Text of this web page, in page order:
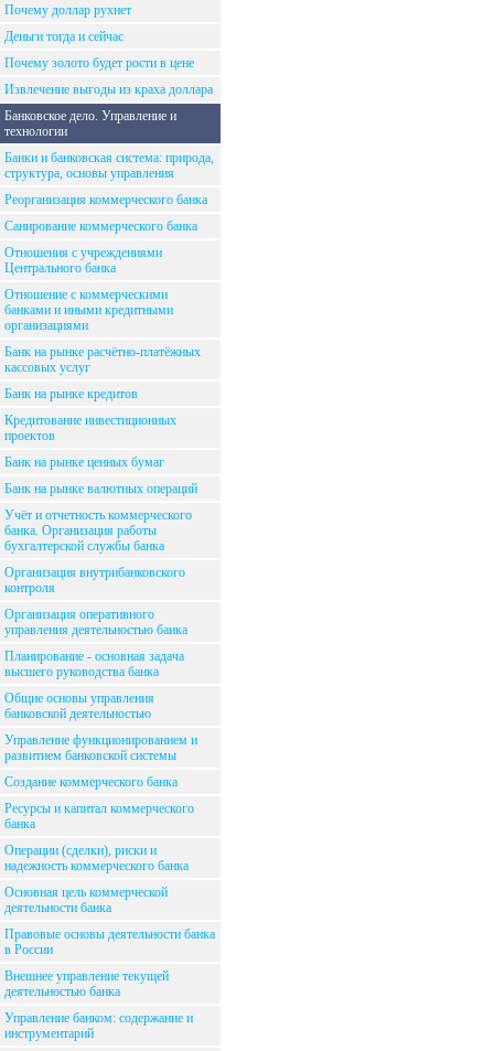
Почему доллар рухнет
Деньги тогда и сейчас
Почему золото будет рости в цене
Извлечение выгоды из краха доллара
Банковское дело. Управление и
технологии
Банки и банковская система: природа,
структура, основы управления
Реорганизация коммерческого банка
Санирование коммерческого банка
Отношения с учреждениями
Центрального банка
Отношение с коммерческими
банками и иными кредитными
организациями
Банк на рынке расчётно-платёжных
кассовых услуг
Банк на рынке кредитов
Кредитование инвестиционных
проектов
Банк на рынке ценных бумаг
Банк на рынке валютных операций
Учёт и отчетность коммерческого
банка. Организация работы
бухгалтерской службы банка
Организация внутрибанковского
контроля
Организация оперативного
управления деятельностью банка
Планирование - основная задача
высшего руководства банка
Общие основы управления
банковской деятельностью
Управление функционированием и
развитием банковской системы
Создание коммерческого банка
Ресурсы и капитал коммерческого
банка
Операции (сделки), риски и
надежность коммерческого банка
Основная цель коммерческой
деятельности банка
Правовые основы деятельности банка
в России
Внешнее управление текущей
деятельностью банка
Управление банком: содержание и
инструментарий